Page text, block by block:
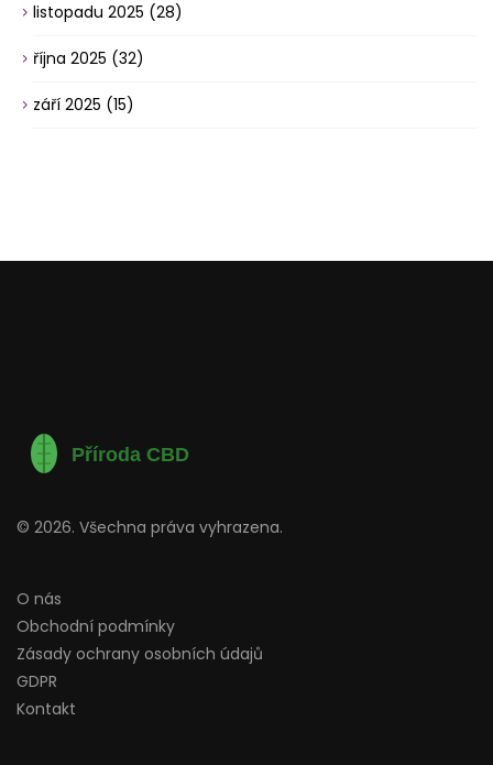
listopadu 2025 (28)
října 2025 (32)
září 2025 (15)
© 2026. Všechna práva vyhrazena.
O nás
Obchodní podmínky
Zásady ochrany osobních údajů
GDPR
Kontakt